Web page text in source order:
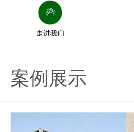
走进我们
案例展示